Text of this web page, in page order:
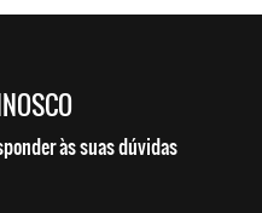
às suas dúvidas